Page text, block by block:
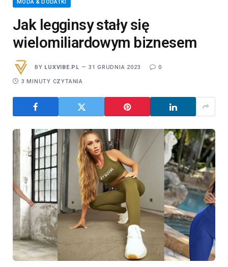
MODA & DODATKI
Jak legginsy stały się
wielomiliardowym biznesem
BY LUXVIBE.PL 31 GRUDNIA 2023 0
3 MINUTY CZYTANIA